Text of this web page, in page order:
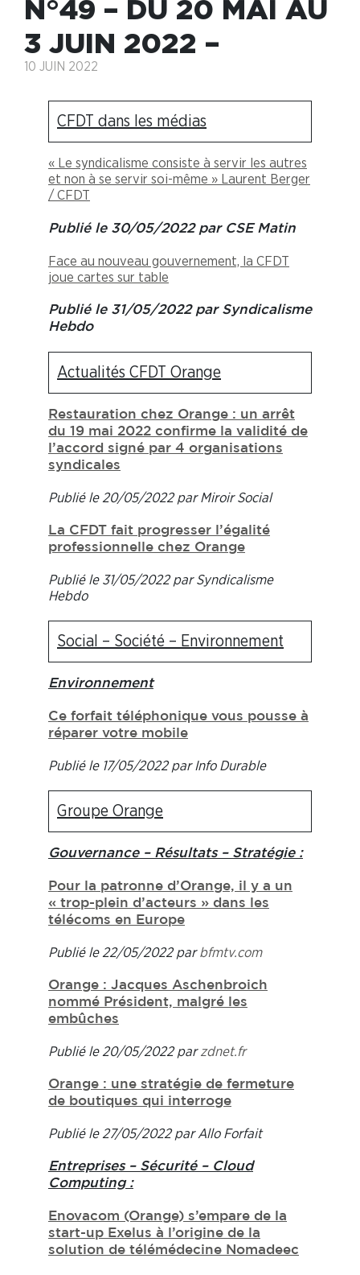
N°49 – DU 20 MAI AU
3 JUIN 2022 –
10 JUIN 2022
CFDT dans les médias
« Le syndicalisme consiste à servir les autres
et non à se servir soi-même » Laurent Berger
/ CFDT
Publié le 30/05/2022 par CSE Matin
Face au nouveau gouvernement, la CFDT
joue cartes sur table
Publié le 31/05/2022 par Syndicalisme
Hebdo
Actualités CFDT Orange
Restauration chez Orange : un arrêt
du 19 mai 2022 confirme la validité de
l’accord signé par 4 organisations
syndicales
Publié le 20/05/2022 par Miroir Social
La CFDT fait progresser l’égalité
professionnelle chez Orange
Publié le 31/05/2022 par Syndicalisme
Hebdo
Social – Société – Environnement
Environnement
Ce forfait téléphonique vous pousse à
réparer votre mobile
Publié le 17/05/2022 par Info Durable
Groupe Orange
Gouvernance – Résultats – Stratégie :
Pour la patronne d’Orange, il y a un
« trop-plein d’acteurs » dans les
télécoms en Europe
Publié le 22/05/2022 parbfmtv.com
Orange : Jacques Aschenbroich
nommé Président, malgré les
embûches
Publié le 20/05/2022 parzdnet.fr
Orange : une stratégie de fermeture
de boutiques qui interroge
Publié le 27/05/2022 par Allo Forfait
Entreprises – Sécurité – Cloud
Computing :
Enovacom (Orange) s’empare de la
start-up Exelus à l’origine de la
solution de télémédecine Nomadeec